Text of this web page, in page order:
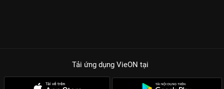
Tải ứng dụng VieON tại